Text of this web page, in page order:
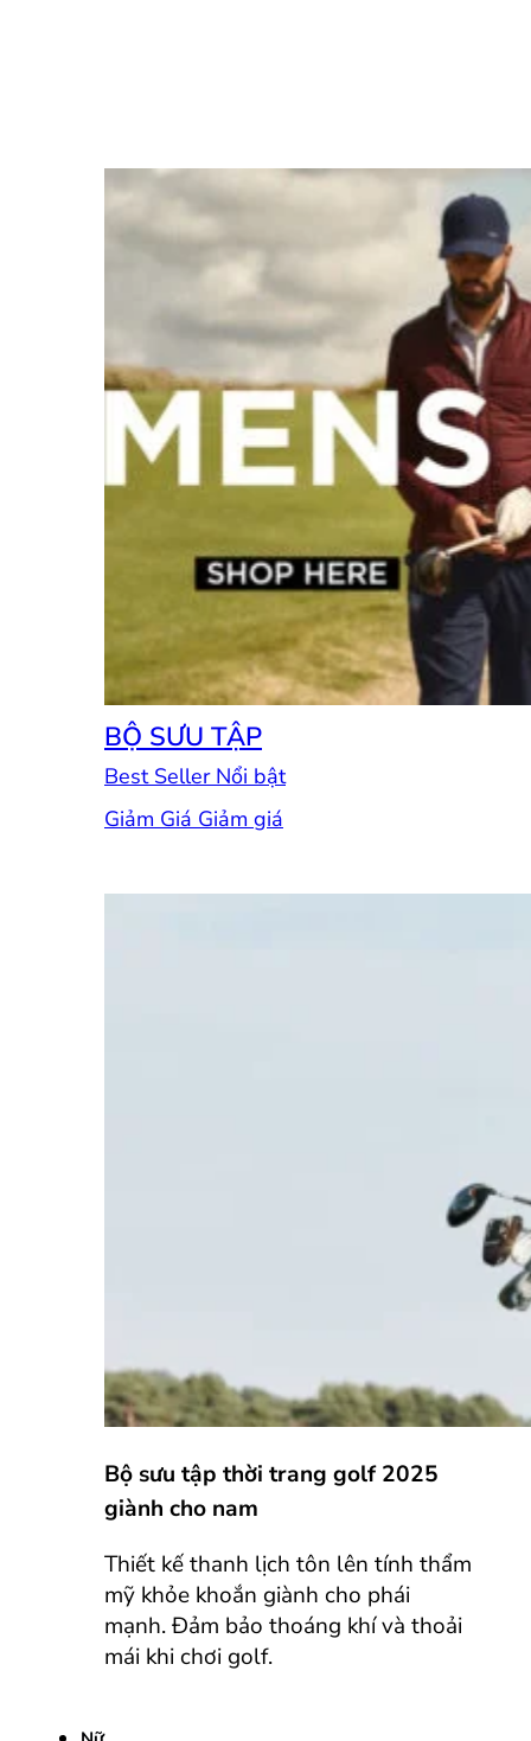
BỘ SƯU TẬP
Best Seller
Giảm Giá
Bộ sưu tập thời trang golf 2025
giành cho nam
Thiết kế thanh lịch tôn lên tính thẩm
mỹ khỏe khoắn giành cho phái
mạnh. Đảm bảo thoáng khí và thoải
mái khi chơi golf.